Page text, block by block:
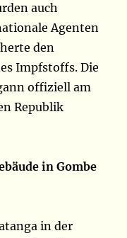
auch
Agenten
den
Impfstoffs. Die
offiziell am
Republik
in Gombe
in der